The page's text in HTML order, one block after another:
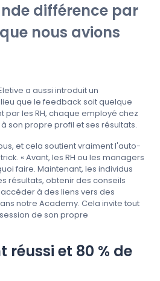
différence par
nous avions
a aussi introduit un
que le feedback soit quelque
les RH, chaque employé chez
son propre profil et ses résultats.
et cela soutient vraiment l'auto-
« Avant, les RH ou les managers
faire. Maintenant, les individus
résultats, obtenir des conseils
à des liens vers des
notre Academy. Cela invite tout
de son propre
réussi et 80 % de